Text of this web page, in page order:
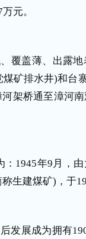
元。
覆盖薄、出露
矿排水井)和台
架桥通至漳河南
1945年9月，
生建煤矿)，于
发展成为拥有